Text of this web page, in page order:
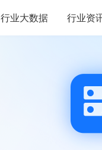
行业大数据 行业资